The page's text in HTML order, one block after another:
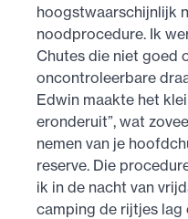
hoogstwaarschijnlijk
noodprocedure. Ik
Chutes die niet goed
oncontroleerbare
Edwin maakte het
eronderuit”, wat
nemen van je
reserve. Die
ik in de nacht van
camping de rijtjes lag